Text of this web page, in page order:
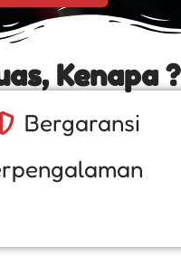
Kenapa ?
Bergaransi